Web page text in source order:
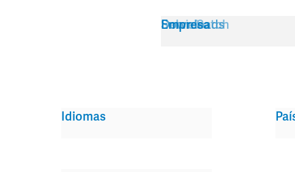
Servicio
Sobre Satch
Downloads
Empresa
Idiomas